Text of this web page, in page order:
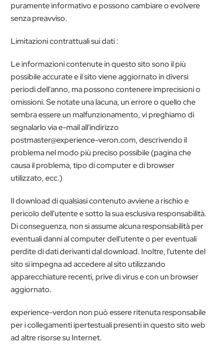
puramente informativo e possono cambiare o evolvere
senza preavviso.
Limitazioni contrattuali sui dati :
Le informazioni contenute in questo sito sono il più
possibile accurate e il sito viene aggiornato in diversi
periodi dell'anno, ma possono contenere imprecisioni o
omissioni. Se notate una lacuna, un errore o quello che
sembra essere un malfunzionamento, vi preghiamo di
segnalarlo via e-mail all'indirizzo
postmaster@experience-veron.com, descrivendo il
problema nel modo più preciso possibile (pagina che
causa il problema, tipo di computer e di browser
utilizzato, ecc.)
Il download di qualsiasi contenuto avviene a rischio e
pericolo dell'utente e sotto la sua esclusiva responsabilità.
Di conseguenza, non si assume alcuna responsabilità per
eventuali danni al computer dell'utente o per eventuali
perdite di dati derivanti dal download. Inoltre, l'utente del
sito si impegna ad accedere al sito utilizzando
apparecchiature recenti, prive di virus e con un browser
aggiornato.
experience-verdon non può essere ritenuta responsabile
per i collegamenti ipertestuali presenti in questo sito web
ad altre risorse su Internet.